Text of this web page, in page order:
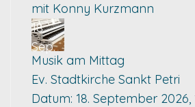
mit Konny Kurzmann
18
Sep.
Musik am Mittag
Ev. Stadtkirche Sankt Petri
Datum: 18. September 2026,